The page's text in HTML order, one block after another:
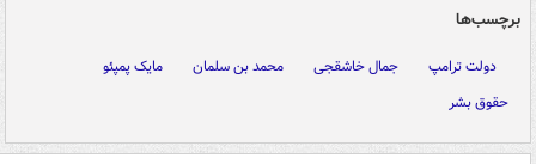
برچسب‌ها
دولت ترامپ جمال خاشقجی محمد بن سلمان
مایک پمپئو
حقوق بشر